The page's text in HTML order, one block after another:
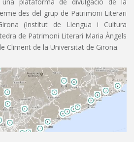
des del grup de Patrimoni Literari
(Institut de Llengua i Cultura
de Patrimoni Literari Maria Àngels
Climent de la Universitat de Girona.